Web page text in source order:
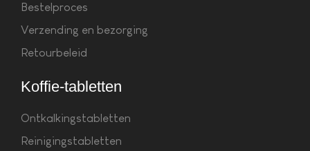
Bestelproces
Verzending en bezorging
Retourbeleid
Koffie-tabletten
Ontkalkingstabletten
Reinigingstabletten